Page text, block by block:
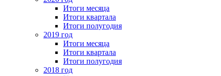
Итоги месяца
Итоги квартала
Итоги полугодия
2019 год
Итоги месяца
Итоги квартала
Итоги полугодия
2018 год